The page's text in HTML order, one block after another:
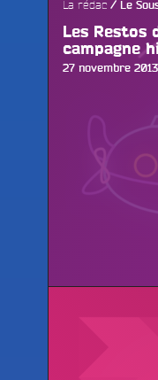
Les
campagne
La rédac Le
Publié
27 novembre 2013